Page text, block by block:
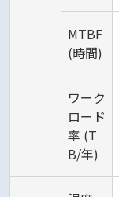
MTBF
(時間)
ワーク
ロード
率 (T
B/年)